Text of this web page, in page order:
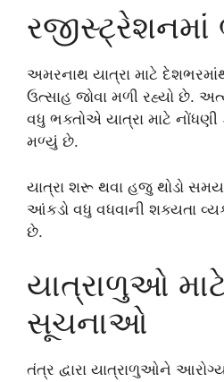
રજીસ્ટ્રેશનમાં
અમરનાથ યાત્રા માટે
ઉત્સાહ જોવા મળી રહ્યો છે.
વધુ ભક્તોએ યાત્રા માટે નોંધણી
મળ્યું છે.
યાત્રા શરૂ થવા હજુ થોડો
આંકડો વધુ વધવાની શક્યતા
છે.
યાત્રાળુઓ
સૂચનાઓ
તંત્ર દ્વારા યાત્રાળુઓને